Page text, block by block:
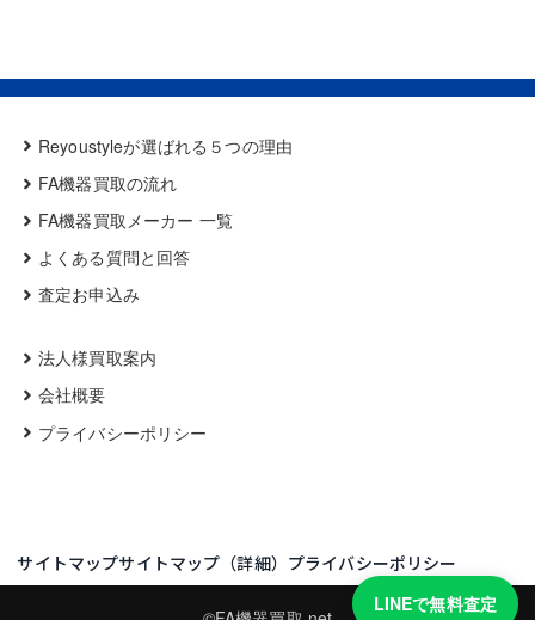
Reyoustyleが選ばれる５つの理由
FA機器買取の流れ
FA機器買取メーカー 一覧
よくある質問と回答
査定お申込み
法人様買取案内
会社概要
プライバシーポリシー
サイトマップサイトマップ（詳細） プライバシーポリシー
LINEで無料査定